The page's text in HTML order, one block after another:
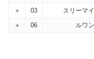
＋
03 スリーマ
＋
06 ルワ